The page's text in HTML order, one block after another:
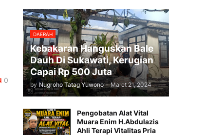
0
DAERAH
Kebakaran Hanguskan Bale
Dauh Di Sukawati, Kerugian
Capai Rp 500 Juta
by Nugroho Tatag Yuwono - Maret 21, 2024
Pengobatan Alat Vital
Muara Enim H.Abdulazis
Ahli Terapi Vitalitas Pria